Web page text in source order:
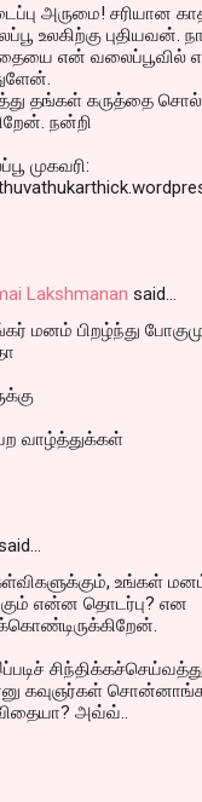
அருமை! சரியான
உலகிற்கு புதியவன்.
என் வலைப்பூவில்
தங்கள் கருத்தை
நன்றி
முகவரி:
Lakshmanan said…
மனம் பிறழ்ந்து
வாழ்த்துக்கள்
உங்கள்
என்ன தொடர்பு? என
கவுஞர்கள்
அவ்வ்..